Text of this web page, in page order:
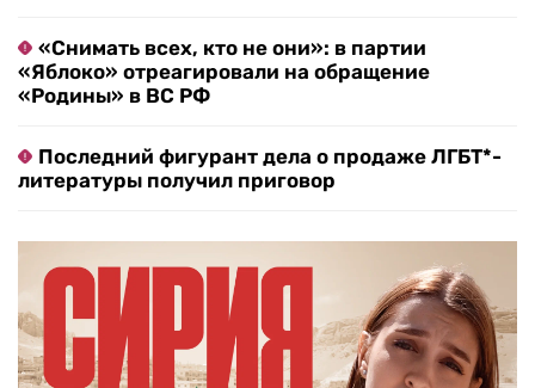
«Снимать всех, кто не они»: в партии
«Яблоко» отреагировали на обращение
«Родины» в ВС РФ
Последний фигурант дела о продаже ЛГБТ*-
литературы получил приговор